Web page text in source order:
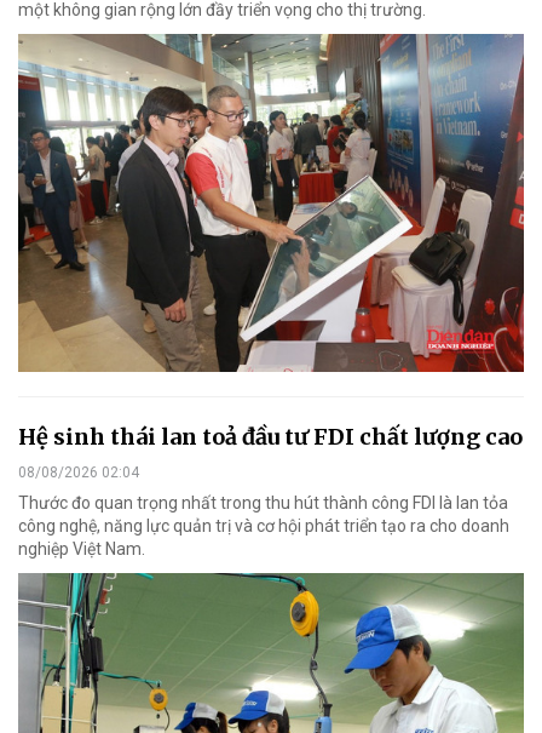
một không gian rộng lớn đầy triển vọng cho thị trường.
Hệ sinh thái lan toả đầu tư FDI chất lượng cao
08/08/2026 02:04
Thước đo quan trọng nhất trong thu hút thành công FDI là lan tỏa
công nghệ, năng lực quản trị và cơ hội phát triển tạo ra cho doanh
nghiệp Việt Nam.